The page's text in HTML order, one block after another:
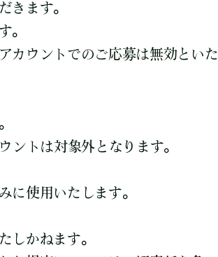
きます。
。
カウントでのご応募は無効といた
ントは対象外となります。
に使用いたします。
しかねます。